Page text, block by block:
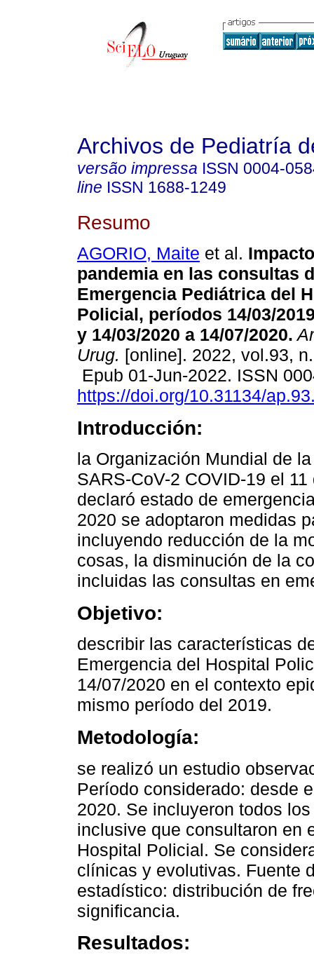
Archivos de Pediatría
versão impressa ISSN 0004-
line ISSN 1688-1249
Resumo
AGORIO, Maite et al.
pandemia en las consultas
Emergencia Pediátrica del
Policial, períodos 14/03/
y 14/03/2020 a 14/07/2020.
Urug. [online]. 2022, vol.93,
Epub 01-Jun-2022. ISSN
https://doi.org/10.31134/
Introducción:
la Organización Mundial de
SARS-CoV-2 COVID-19 el
declaró estado de
2020 se adoptaron medidas
incluyendo reducción de la
cosas, la disminución de la
incluidas las consultas en
Objetivo:
describir las características
Emergencia del Hospital
14/07/2020 en el contexto
mismo período del 2019.
Metodología:
se realizó un estudio
Período considerado: desde
2020. Se incluyeron todos
inclusive que consultaron en
Hospital Policial. Se
clínicas y evolutivas. Fuente
estadístico: distribución de
significancia.
Resultados: